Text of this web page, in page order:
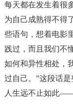
每天都在发生着很
为自己成熟得不得
些语句，想着电影
践过，而且我们不
如何和异性相处，
过自己。”这段话
人生远不止如此